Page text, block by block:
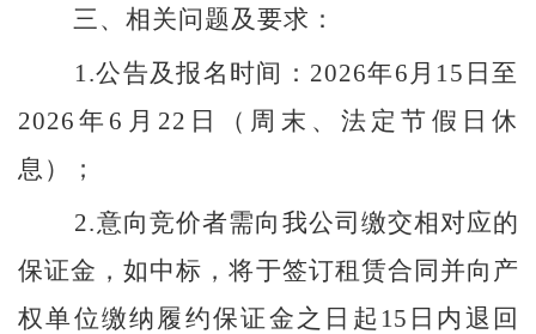
三、相关问题及要求：
1.公告及报名时间： 2026年6 月 15 日至
2026 年 6 月 22 日（周末、法定节假日休
息）；
2.意向竞价者需向我公司缴交相对应的
保证金，如中标，将于签订租赁合同并向产
权单位缴纳履约保证金之日起 15 日内退回